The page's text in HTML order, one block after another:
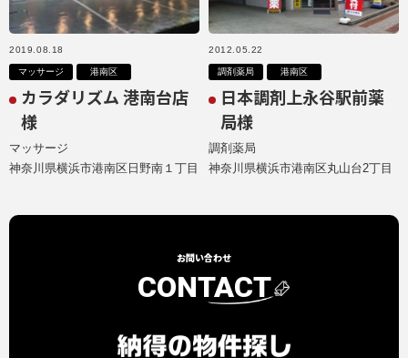
2019.08.18
マッサージ 港南区
カラダリズム 港南台店
様
マッサージ
神奈川県横浜市港南区日野南１丁目
2012.05.22
調剤薬局 港南区
日本調剤上永谷駅前薬
局様
調剤薬局
神奈川県横浜市港南区丸山台2丁目
お問い合わせ
CONTACT